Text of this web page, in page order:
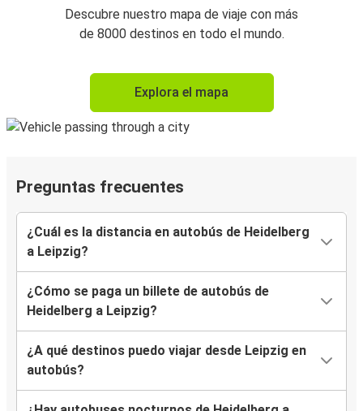
Descubre nuestro mapa de viaje con más
de 8000 destinos en todo el mundo.
Explora el mapa
Preguntas frecuentes
¿Cuál es la distancia en autobús de Heidelberg
a Leipzig?
¿Cómo se paga un billete de autobús de
Heidelberg a Leipzig?
¿A qué destinos puedo viajar desde Leipzig en
autobús?